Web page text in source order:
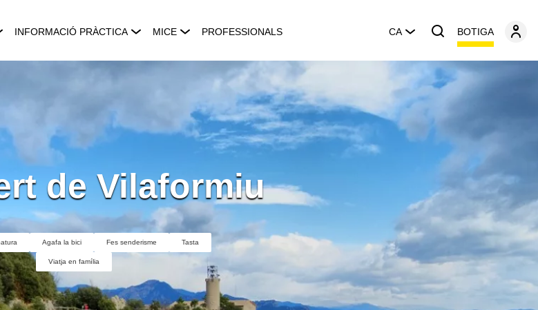
INFORMACIÓ PRÀCTICA MICE PROFESSIONALS CA BOTIGA
de Vilaformiu
Agafa la bici Fes senderisme Tasta
Viatja en família